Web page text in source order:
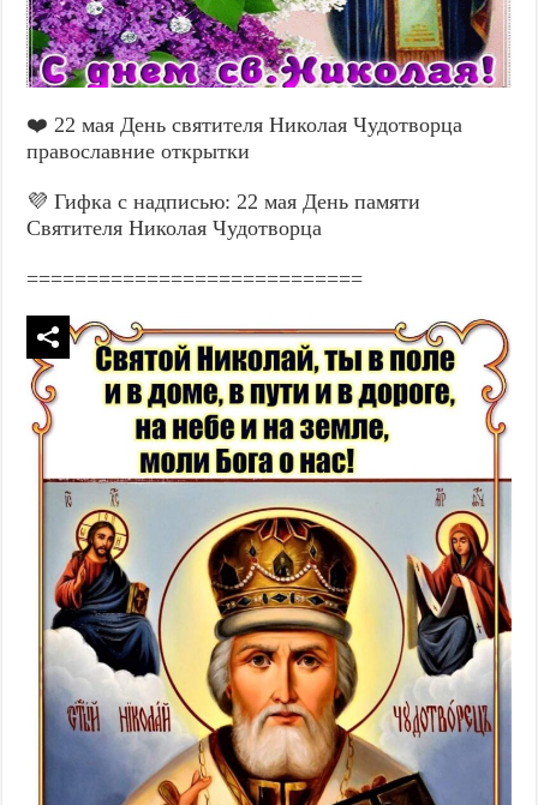
❤️ 22 мая День святителя Николая Чудотворца
православние открытки
💜 Гифка с надписью: 22 мая День памяти
Святителя Николая Чудотворца
============================